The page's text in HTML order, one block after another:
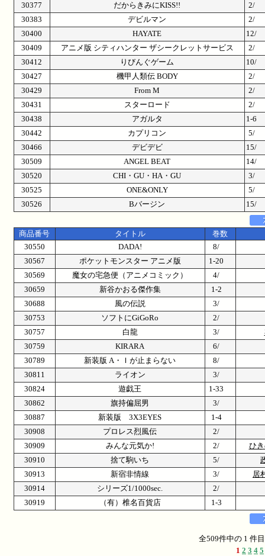
30377
だからきみにKISS!!
2/
30383
デビルマン
2/
30400
HAYATE
12/
30409
アニメ版 シティハンター ザシークレットサービス
2/
30412
りびんぐゲーム
10/
30427
機甲人類伝 BODY
2/
30429
From M
2/
30431
スターロード
2/
30438
アガルタ
1-6
30442
カプリコン
5/
30466
デビデビ
15/
30509
ANGEL BEAT
14/
30520
CHI・GU・HA・GU
3/
30525
ONE&ONLY
5/
30526
Bバージン 15/
商品番号 タイトル
巻数
30550
DADA!
8/
30567
ポケットモンスター アニメ版
1-20
30569
魔女の宅急便（アニメコミック）
4/
30659
新谷かおる傑作集
1-2
30688
風の伝説
3/
30753
ソフトにGiGoRo
2/
30757
白龍 3/
30759
KIRARA
6/
30789
新装版 A・Ｉが止まらない
8/
30811
ライオン
3/
30824
遊戯王
1-33
30862
旗持偏屈男
3/
30887
新装版 3X3EYES
1-4
30908
プロレス烈風伝
2/
30909
みんな元気か! 2/
ひ
30910
捨て駒いち 5/
30913
新宿非情線 3/
居
30914
シリーズ1/1000sec.
2/
30919
（有）椎名百貨店 1-3
全509件中の 1 件
1 2 3 4 5